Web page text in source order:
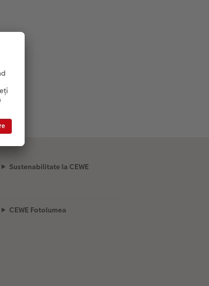
Sustenabilitate la CEWE
CEWE Fotolumea